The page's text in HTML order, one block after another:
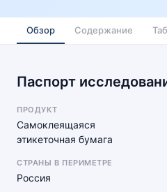
Обзор Содержание
Паспорт
ПРОДУКТ
Самоклеящаяся
этикеточная бумага
СТРАНЫ В ПЕРИМЕТРЕ
Россия